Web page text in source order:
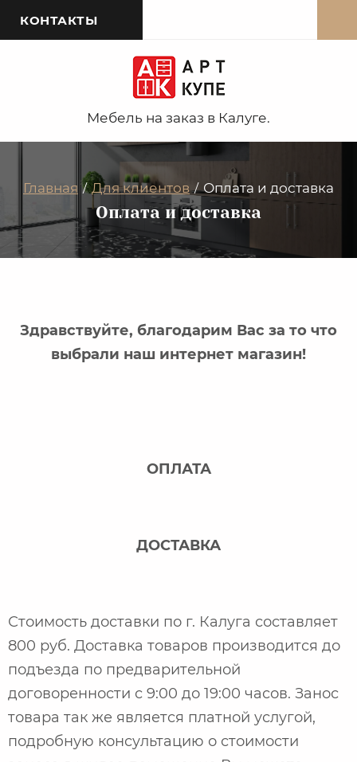
КОНТАКТЫ
Мебель на заказ в Калуге.
Главная / Для клиентов / Оплата и доставка
Оплата и доставка
Здравствуйте, благодарим Вас за то что
выбрали наш интернет магазин!
ОПЛАТА
ДОСТАВКА
Стоимость доставки по г. Калуга составляет
800 руб. Доставка товаров производится до
подъезда по предварительной
договоренности с 9:00 до 19:00 часов. Занос
товара так же является платной услугой,
подробную консультацию о стоимости